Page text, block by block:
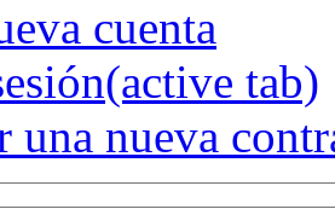
cuenta
(active tab)
una nueva